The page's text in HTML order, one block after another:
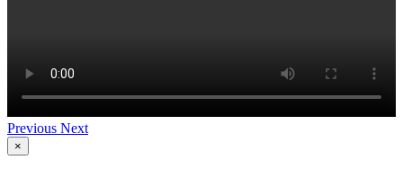
Previous Next
×